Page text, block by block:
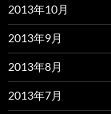
2013年10月
2013年9月
2013年8月
2013年7月